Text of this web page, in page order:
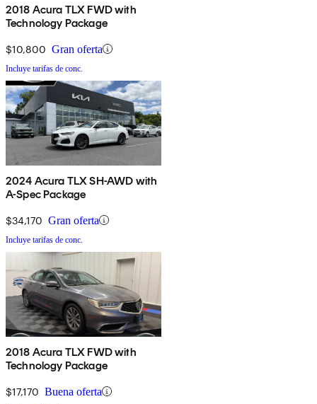
2018 Acura TLX FWD with
Technology Package
$10,800 Gran oferta
Incluye tarifas de conc.
2024 Acura TLX SH-AWD with
A-Spec Package
$34,170 Gran oferta
Incluye tarifas de conc.
2018 Acura TLX FWD with
Technology Package
$17,170 Buena oferta